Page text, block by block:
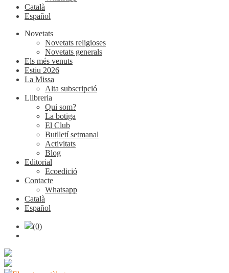
Català
Español
Novetats
Novetats religioses
Novetats generals
Els més venuts
Estiu 2026
La Missa
Alta subscripció
Llibreria
Qui som?
La botiga
El Club
Butlletí setmanal
Activitats
Blog
Editorial
Ecoedició
Contacte
Whatsapp
Català
Español
(0)